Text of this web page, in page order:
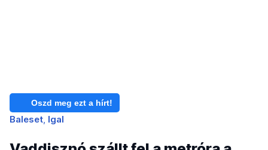
Oszd meg ezt a hírt!
Baleset Igal